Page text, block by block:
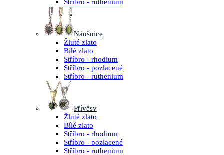
Stříbro - ruthenium
Náušnice
Žluté zlato
Bílé zlato
Stříbro - rhodium
Stříbro - pozlacené
Stříbro - ruthenium
Přívěsy
Žluté zlato
Bílé zlato
Stříbro - rhodium
Stříbro - pozlacené
Stříbro - ruthenium